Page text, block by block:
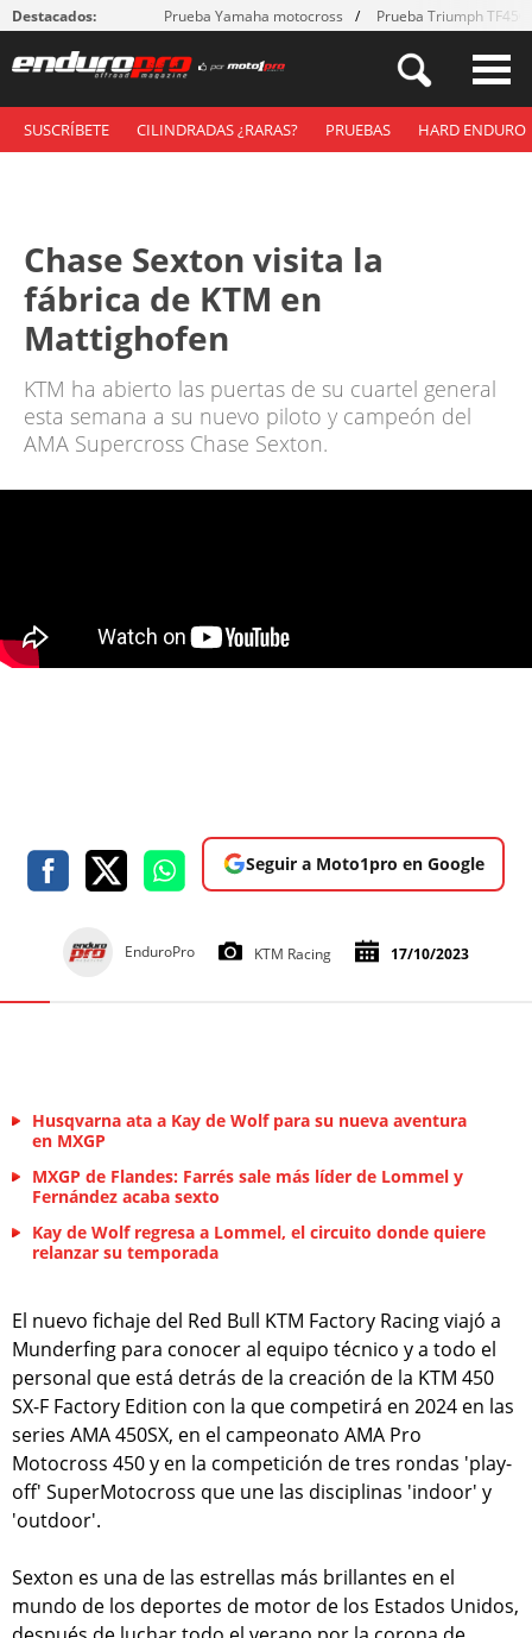
Destacados: Prueba Yamaha motocross Prueba Triumph
SUSCRÍBETE CILINDRADAS ¿RARAS? PRUEBAS HARD ENDURO
Chase Sexton visita la
fábrica de KTM en
Mattighofen
KTM ha abierto las puertas de su cuartel general
esta semana a su nuevo piloto y campeón del
AMA Supercross Chase Sexton.
Seguir a Moto1pro en Google
EnduroPro KTM Racing 17/10/2023
Husqvarna ata a Kay de Wolf para su nueva aventura
en MXGP
MXGP de Flandes: Farrés sale más líder de Lommel y
Fernández acaba sexto
Kay de Wolf regresa a Lommel, el circuito donde quiere
relanzar su temporada
El nuevo fichaje del Red Bull KTM Factory Racing viajó a
Munderfing para conocer al equipo técnico y a todo el
personal que está detrás de la creación de la KTM 450
SX-F Factory Edition con la que competirá en 2024 en las
series AMA 450SX, en el campeonato AMA Pro
Motocross 450 y en la competición de tres rondas 'play-
off' SuperMotocross que une las disciplinas 'indoor' y
'outdoor'.
Sexton es una de las estrellas más brillantes en el
mundo de los deportes de motor de los Estados Unidos,